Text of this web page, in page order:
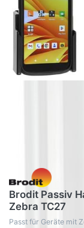
Brodit Passiv
Zebra TC27
Passt für Geräte mit